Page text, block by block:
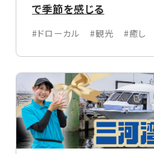
で季節を感じる
#ドローカル #観光 #癒し